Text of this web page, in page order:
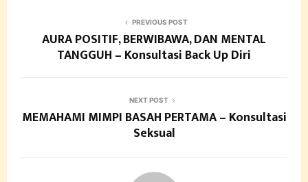
PREVIOUS POST
AURA POSITIF, BERWIBAWA, DAN MENTAL
TANGGUH – Konsultasi Back Up Diri
NEXT POST
MEMAHAMI MIMPI BASAH PERTAMA – Konsultasi
Seksual